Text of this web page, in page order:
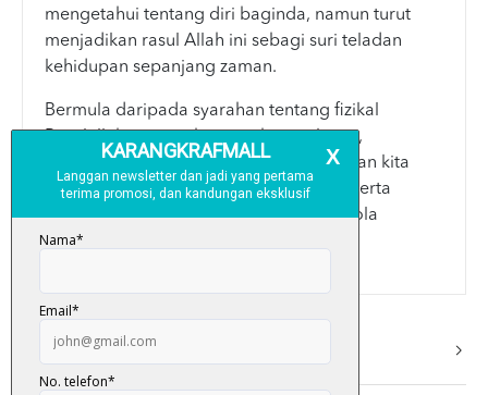
mengetahui tentang diri baginda, namun turut
menjadikan rasul Allah ini sebagi suri teladan
kehidupan sepanjang zaman.
Bermula daripada syarahan tentang fizikal
Rasulullah, cap mohor, rambut, pakaian,
makanan, cincin dan selainya, menjadikan kita
akan lebih mengenali dan menghayati serta
menjadikan Rasulullah SAW sebagai idola
sepanjang zaman.
More Info